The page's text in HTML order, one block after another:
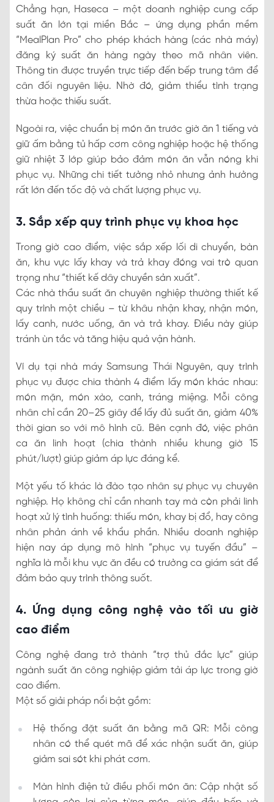
Chẳng hạn, Haseca – một doanh nghiệp cung cấp
suất ăn lớn tại miền Bắc – ứng dụng phần mềm
“MealPlan Pro” cho phép khách hàng (các nhà máy)
đăng ký suất ăn hàng ngày theo mã nhân viên.
Thông tin được truyền trực tiếp đến bếp trung tâm để
cân đối nguyên liệu. Nhờ đó, giảm thiểu tình trạng
thừa hoặc thiếu suất.
Ngoài ra, việc chuẩn bị món ăn trước giờ ăn 1 tiếng và
giữ ấm bằng tủ hấp cơm công nghiệp hoặc hệ thống
giữ nhiệt 3 lớp giúp bảo đảm món ăn vẫn nóng khi
phục vụ. Những chi tiết tưởng nhỏ nhưng ảnh hưởng
rất lớn đến tốc độ và chất lượng phục vụ.
3. Sắp xếp quy trình phục vụ khoa học
Trong giờ cao điểm, việc sắp xếp lối di chuyển, bàn
ăn, khu vực lấy khay và trả khay đóng vai trò quan
trọng như “thiết kế dây chuyền sản xuất”.
Các nhà thầu suất ăn chuyên nghiệp thường thiết kế
quy trình một chiều – từ khâu nhận khay, nhận món,
lấy canh, nước uống, ăn và trả khay. Điều này giúp
tránh ùn tắc và tăng hiệu quả vận hành.
Ví dụ tại nhà máy Samsung Thái Nguyên, quy trình
phục vụ được chia thành 4 điểm lấy món khác nhau:
món mặn, món xào, canh, tráng miệng. Mỗi công
nhân chỉ cần 20–25 giây để lấy đủ suất ăn, giảm 40%
thời gian so với mô hình cũ. Bên cạnh đó, việc phân
ca ăn linh hoạt (chia thành nhiều khung giờ 15
phút/lượt) giúp giảm áp lực đáng kể.
Một yếu tố khác là đào tạo nhân sự phục vụ chuyên
nghiệp. Họ không chỉ cần nhanh tay mà còn phải linh
hoạt xử lý tình huống: thiếu món, khay bị đổ, hay công
nhân phản ánh về khẩu phần. Nhiều doanh nghiệp
hiện nay áp dụng mô hình “phục vụ tuyến đầu” –
nghĩa là mỗi khu vực ăn đều có trưởng ca giám sát để
đảm bảo quy trình thông suốt.
4. Ứng dụng công nghệ vào tối ưu giờ
cao điểm
Công nghệ đang trở thành “trợ thủ đắc lực” giúp
ngành suất ăn công nghiệp giảm tải áp lực trong giờ
cao điểm.
Một số giải pháp nổi bật gồm:
Hệ thống đặt suất ăn bằng mã QR: Mỗi công
nhân có thể quét mã để xác nhận suất ăn, giúp
giảm sai sót khi phát cơm.
Màn hình điện tử điều phối món ăn: Cập nhật số